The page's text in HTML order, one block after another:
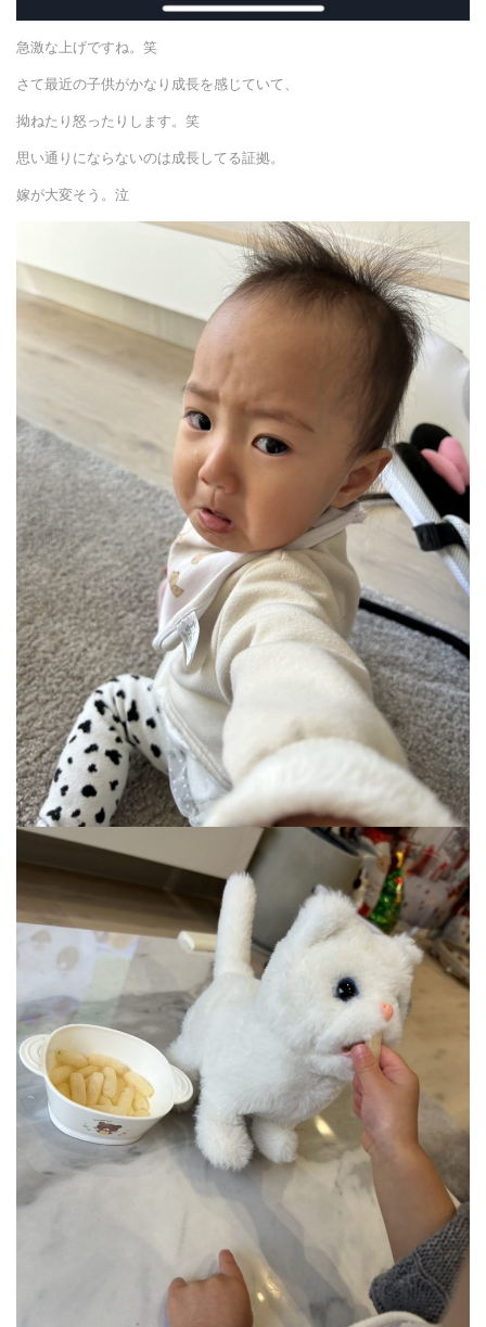
急激な上げですね。笑
さて最近の子供がかなり成長を感じていて、
拗ねたり怒ったりします。笑
思い通りにならないのは成長してる証拠。
嫁が大変そう。泣